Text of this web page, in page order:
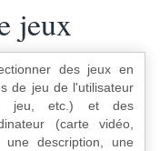
jeux
des jeux en
de jeu de l'utilisateur
jeu, etc.) et des
(carte vidéo,
une description, une